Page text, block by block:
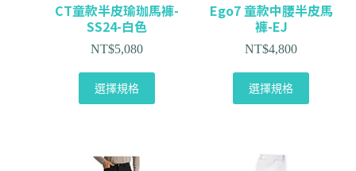
CT童款半皮瑜珈馬褲-
SS24-白色
NT$5,080
選擇規格
Ego7 童款中腰半皮馬
褲-EJ
NT$4,800
選擇規格